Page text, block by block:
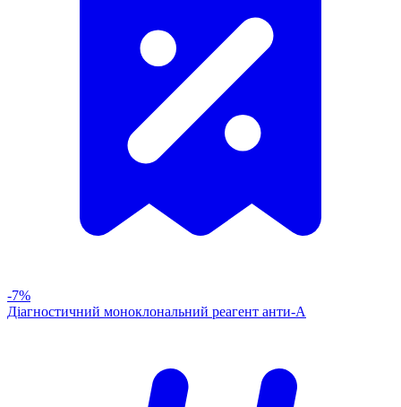
-7%
Діагностичний моноклональний реагент анти-А